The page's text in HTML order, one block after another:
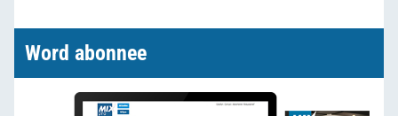
Word abonnee